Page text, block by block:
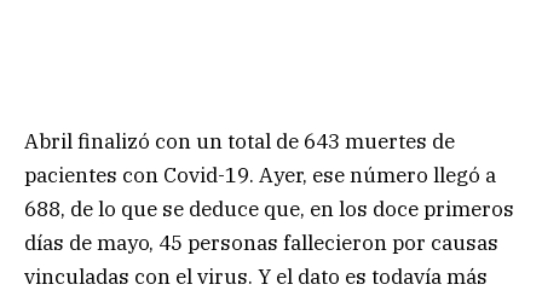
Abril finalizó con un total de 643 muertes de
pacientes con Covid-19. Ayer, ese número llegó a
688, de lo que se deduce que, en los doce primeros
días de mayo, 45 personas fallecieron por causas
vinculadas con el virus. Y el dato es todavía más